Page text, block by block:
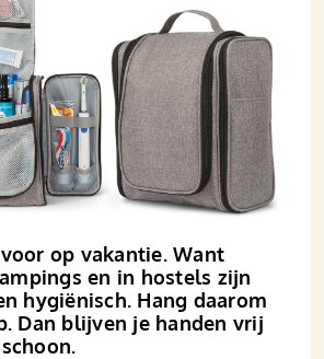
op vakantie. Want
en in hostels zijn
hygiënisch. Hang daarom
Dan blijven je handen vrij